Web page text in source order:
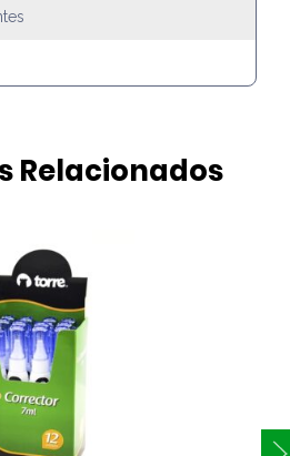
Relacionados